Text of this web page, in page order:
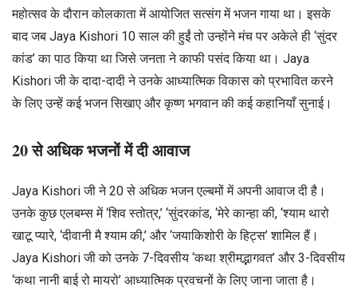
महोत्सव के दौरान कोलकाता में आयोजित सत्संग में भजन गाया था। इसके
बाद जब Jaya Kishori 10 साल की हुईं तो उन्होंने मंच पर अकेले ही ‘सुंदर
कांड’ का पाठ किया था जिसे जनता ने काफी पसंद किया था। Jaya
Kishori जी के दादा-दादी ने उनके आध्यात्मिक विकास को प्रभावित करने
के लिए उन्हें कई भजन सिखाए और कृष्ण भगवान की कई कहानियाँ सुनाई।
20 से अधिक भजनों में दी आवाज
Jaya Kishori जी ने 20 से अधिक भजन एल्बमों में अपनी आवाज दी है।
उनके कुछ एलबम्स में ‘शिव स्तोत्र,’ ‘सुंदरकांड, ‘मेरे कान्हा की, ‘श्याम थारो
खाटू प्यारे, ‘दीवानी मै श्याम की,’ और ‘जयाकिशोरी के हिट्स’ शामिल हैं।
Jaya Kishori जी को उनके 7-दिवसीय ‘कथा श्रीमद्भागवत’ और 3-दिवसीय
‘कथा नानी बाई रो मायरो’ आध्यात्मिक प्रवचनों के लिए जाना जाता है।